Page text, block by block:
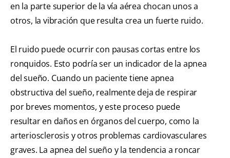
en la parte superior de la vía aérea chocan unos a
otros, la vibración que resulta crea un fuerte ruido.
El ruido puede ocurrir con pausas cortas entre los
ronquidos. Esto podría ser un indicador de la apnea
del sueño. Cuando un paciente tiene apnea
obstructiva del sueño, realmente deja de respirar
por breves momentos, y este proceso puede
resultar en daños en órganos del cuerpo, como la
arteriosclerosis y otros problemas cardiovasculares
graves. La apnea del sueño y la tendencia a roncar